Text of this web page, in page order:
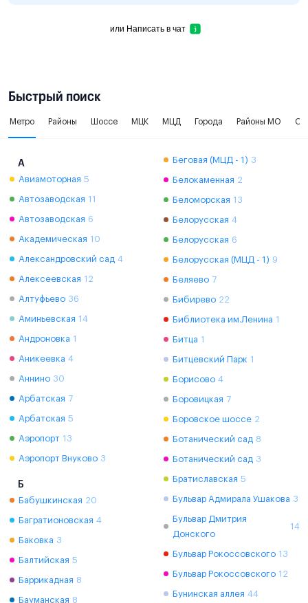
или Написать в чат
Быстрый поиск
Метро Районы Шоссе МЦК МЦД Города Районы МО
А
Авиамоторная 5
Автозаводская 11
Автозаводская 6
Академическая 10
Александровский сад 4
Алексеевская 12
Алтуфьево 36
Аминьевская 14
Андроновка 1
Аникеевка 4
Аннино 30
Арбатская 7
Арбатская 5
Аэропорт 13
Аэропорт Внуково 3
Б
Бабушкинская 20
Багратионовская 4
Баковка 3
Балтийская 5
Баррикадная 8
Бауманская 8
Беговая (МЦД - 1) 3
Белокаменная 2
Беломорская 13
Белорусская 4
Белорусская 6
Белорусская (МЦД - 1) 9
Беляево 7
Бибирево 22
Библиотека им.Ленина 1
Битца 1
Битцевский Парк 1
Борисово 4
Боровицкая 7
Боровское шоссе 2
Ботанический сад 8
Ботанический сад 3
Братиславская 5
Бульвар Адмирала Ушакова 3
Бульвар Дмитрия
Донского
14
Бульвар Рокоссовского 13
Бульвар Рокоссовского 12
Бунинская аллея 44